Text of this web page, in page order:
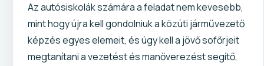
Az autósiskolák számára a feladat nem kevesebb,
mint hogy újra kell gondolniuk a közúti járművezető
képzés egyes elemeit, és úgy kell a jövő sofőrjeit
megtanítani a vezetést és manőverezést segítő,